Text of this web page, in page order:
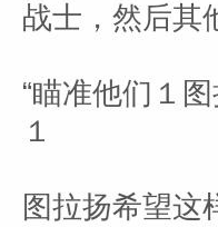
战士，然后其
“瞄准他们１
１
图拉扬希望这